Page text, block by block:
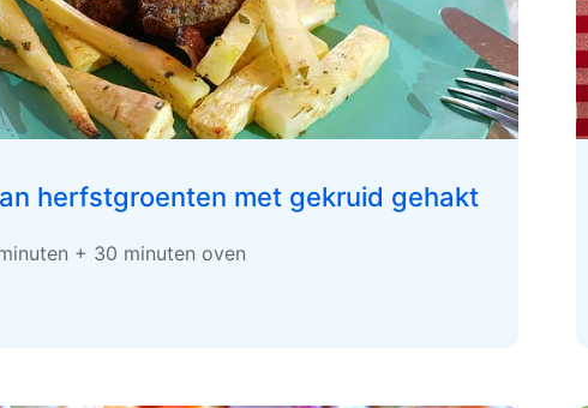
herfstgroenten met gekruid gehakt
+ 30 minuten oven